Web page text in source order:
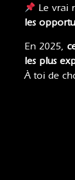
Le vrai
les
En 2025,
les plus
À toi de